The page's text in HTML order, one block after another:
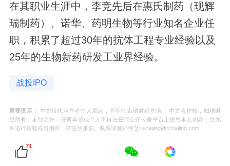
在其职业生涯中，李竞先后在惠氏制药（现辉
瑞制药）、诺华、药明生物等行业知名企业任
职，积累了超过30年的抗体工程专业经验以及
25年的生物新药研发工业界经验。
战投IPO
重要提示：
本文仅代表作者个人观点，并不代表瑞财经立场。 本文著作权，归瑞财
经所有。未经允许，任何单位或个人不得在任何公开传播平台上使用本文内容；经允
许进行转载或引用时，请注明来源。联系请发邮件至ruicaijing@rccaijing.com
71